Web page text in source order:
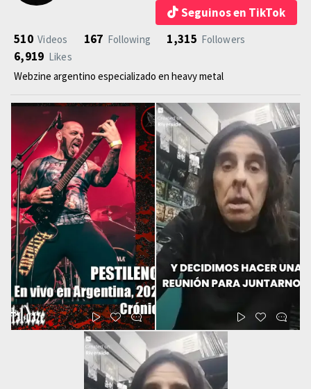
Seguinos en TikTok
510 Videos 167 Following 1,315 Followers
6,919 Likes
Webzine argentino especializado en heavy metal